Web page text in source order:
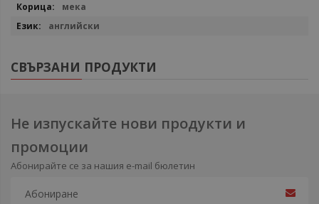
мека
английски
СВЪРЗАНИ ПРОДУКТИ
Не изпускайте нови продукти и
промоции
Абонирайте се за нашия e-mail бюлетин